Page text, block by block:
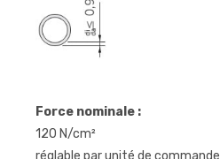
Force nominale :
120 N/cm²
réglable par unité de commande